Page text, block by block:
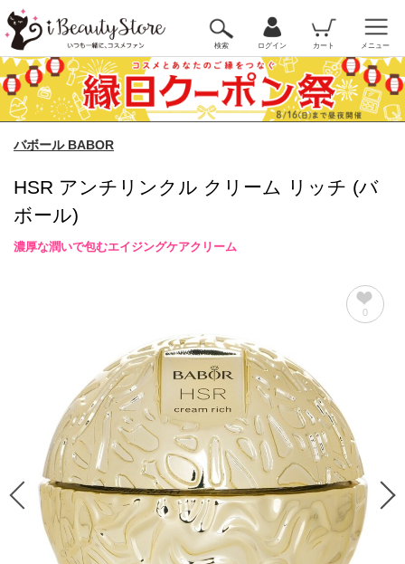
検索 ログイン カート メニュー
バボール BABOR
HSR アンチリンクル クリーム リッチ (バ
ボール)
濃厚な潤いで包むエイジングケアクリーム
0